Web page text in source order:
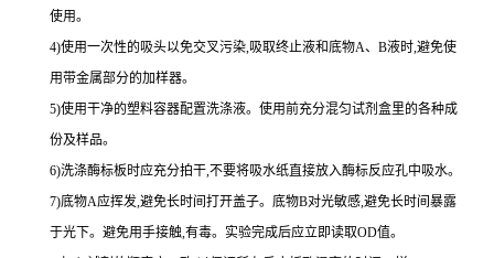
使用。
4)使用一次性的吸头以免交叉污染,吸取终止液和底物A、 B液时,避免使
用带金属部分的加样器。
5)使用干净的塑料容器配置洗涤液。使用前充分混匀试剂盒里的各种成
份及样品。
6)洗涤酶标板时应充分拍干,不要将吸水纸直接放入酶标反应孔中吸水。
7)底物A应挥发,避免长时间打开盖子。底物B对光敏感,避免长时间暴露
于光下。避免用手接触,有毒。实验完成后应立即读取OD值。